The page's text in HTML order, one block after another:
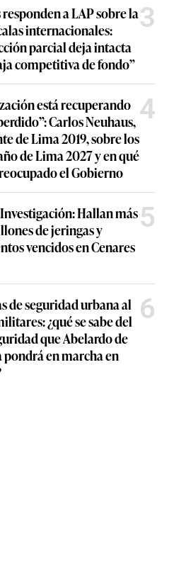
a LAP sobre la
internacionales:
parcial deja intacta
competitiva de fondo”
3
está recuperando
Carlos Neuhaus,
de Lima 2019, sobre los
de Lima 2027 y en qué
el Gobierno
4
Hallan más
de jeringas y
vencidos en Cenares
5
de seguridad urbana al
¿qué se sabe del
que Abelardo de
pondrá en marcha en
6